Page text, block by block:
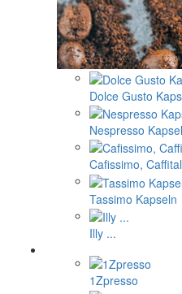
Dolce Gusto
Nespresso
Cafissimo,
Tassimo Kapseln
Illy ...
1Zpresso